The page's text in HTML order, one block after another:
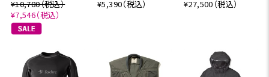
¥10,780（税込）
¥7,546（税込）
¥5,390（税込）
¥27,500（税込）